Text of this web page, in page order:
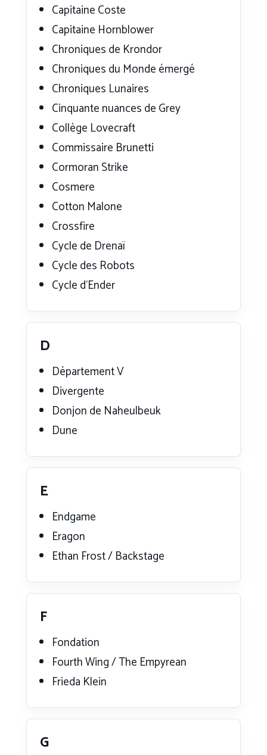
Capitaine Coste
Capitaine Hornblower
Chroniques de Krondor
Chroniques du Monde émergé
Chroniques Lunaires
Cinquante nuances de Grey
Collège Lovecraft
Commissaire Brunetti
Cormoran Strike
Cosmere
Cotton Malone
Crossfire
Cycle de Drenaï
Cycle des Robots
Cycle d’Ender
D
Département V
Divergente
Donjon de Naheulbeuk
Dune
E
Endgame
Eragon
Ethan Frost / Backstage
F
Fondation
Fourth Wing / The Empyrean
Frieda Klein
G